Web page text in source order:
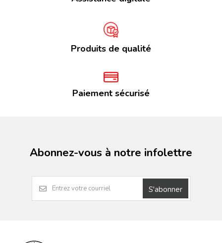
Produits de qualité
Paiement sécurisé
Abonnez-vous à notre infolettre
S'abonner